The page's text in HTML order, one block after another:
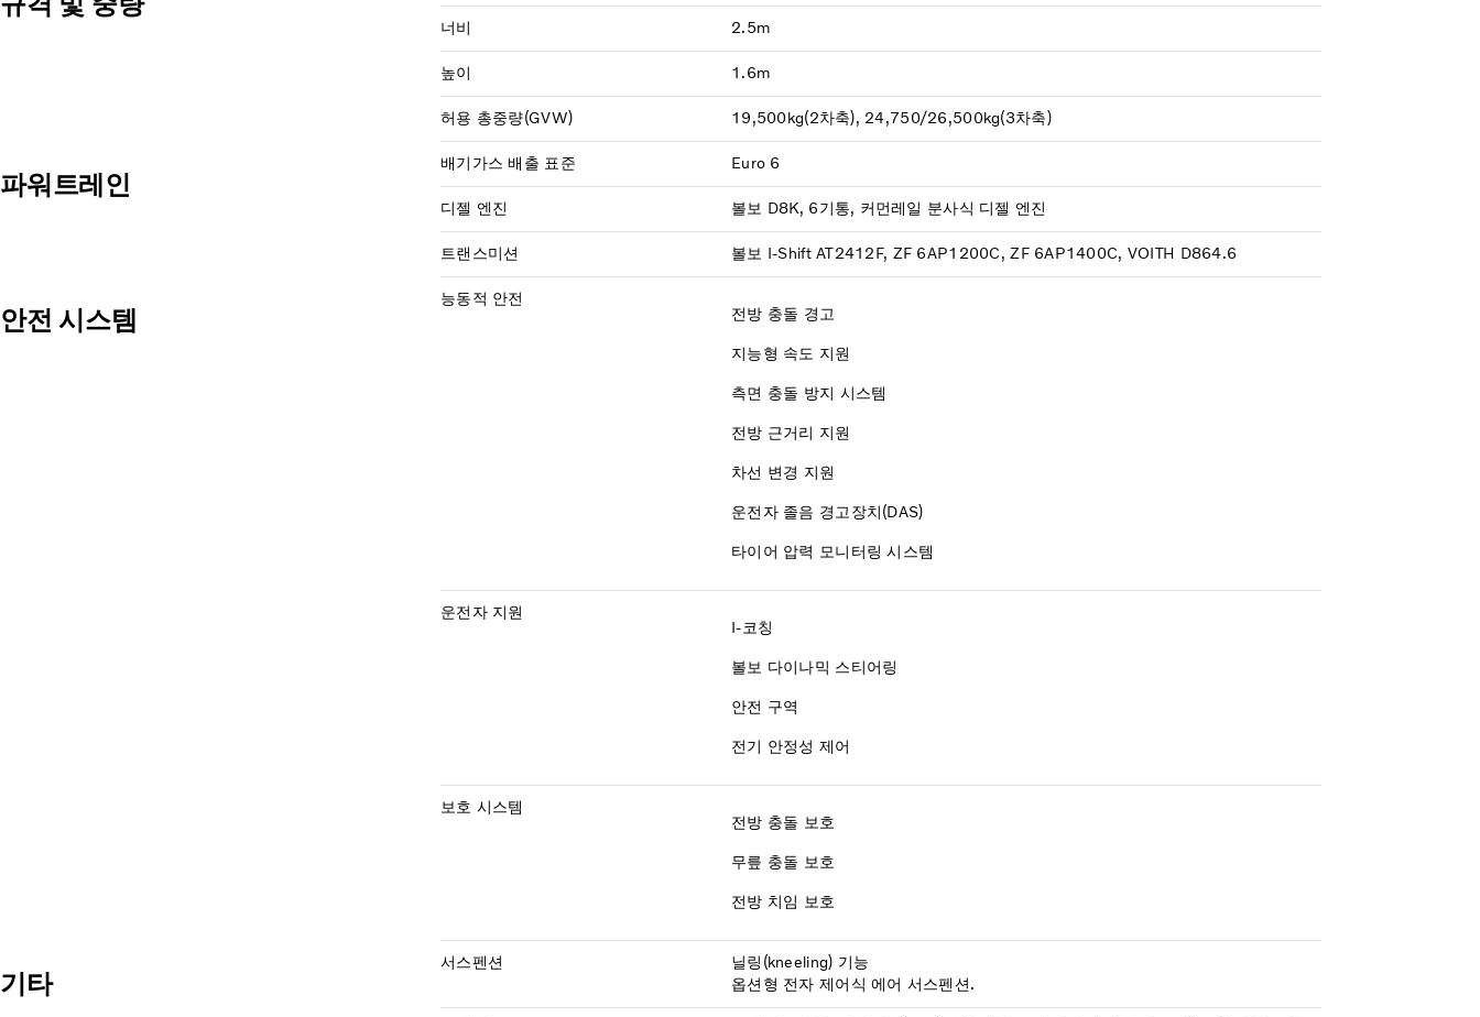
너비 2.5m
높이 1.6m
허용 총중량(GVW) 19,500kg(2차축), 24,750/26,500kg(3차축)
파워트레인
배기가스 배출 표준 Euro 6
디젤 엔진 볼보 D8K, 6기통, 커먼레일 분사식 디젤 엔진
트랜스미션 볼보 I-Shift AT2412F, ZF 6AP1200C, ZF 6AP1400C, VOITH D864.6
안전 시스템
능동적 안전
전방 충돌 경고
지능형 속도 지원
측면 충돌 방지 시스템
전방 근거리 지원
차선 변경 지원
운전자 졸음 경고장치(DAS)
타이어 압력 모니터링 시스템
운전자 지원
I-코칭
볼보 다이나믹 스티어링
안전 구역
전기 안정성 제어
보호 시스템
전방 충돌 보호
무릎 충돌 보호
전방 치임 보호
기타
서스펜션
닐링(kneeling) 기능
옵션형 전자 제어식 에어 서스펜션.